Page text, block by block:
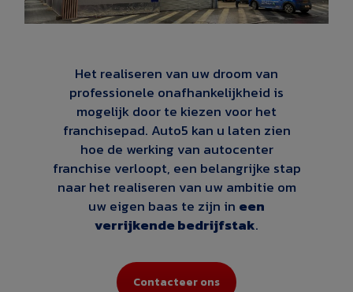
Het realiseren van uw droom van
professionele onafhankelijkheid is
mogelijk door te kiezen voor het
franchisepad. Auto5 kan u laten zien
hoe de werking van autocenter
franchise verloopt, een belangrijke stap
naar het realiseren van uw ambitie om
uw eigen baas te zijn in een
verrijkende bedrijfstak.
Contacteer ons